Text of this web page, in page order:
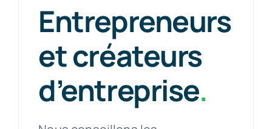
Entrepreneurs
et créateurs
d’entreprise.